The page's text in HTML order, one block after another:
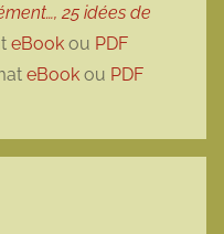
25 idées de
eBook ou PDF
eBook ou PDF